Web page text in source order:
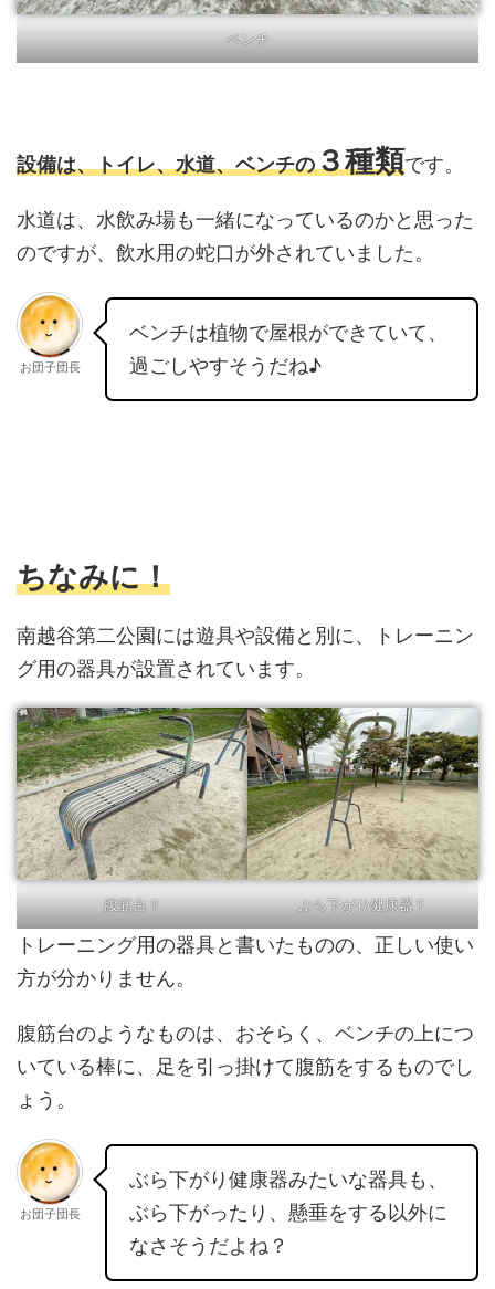
ベンチ
設備は、トイレ、水道、ベンチの３種類です。
水道は、水飲み場も一緒になっているのかと思った
のですが、飲水用の蛇口が外されていました。
お団子団長
ベンチは植物で屋根ができていて、
過ごしやすそうだね♪
ちなみに！
南越谷第二公園には遊具や設備と別に、トレーニン
グ用の器具が設置されています。
腹筋台？ ぶら下がり健康器？
トレーニング用の器具と書いたものの、正しい使い
方が分かりません。
腹筋台のようなものは、おそらく、ベンチの上につ
いている棒に、足を引っ掛けて腹筋をするものでし
ょう。
お団子団長
ぶら下がり健康器みたいな器具も、
ぶら下がったり、懸垂をする以外に
なさそうだよね？